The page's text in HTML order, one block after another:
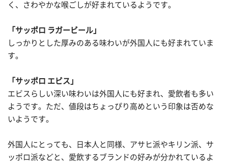
く、さわやかな喉ごしが好まれているようです。
「サッポロ ラガービール」
しっかりとした厚みのある味わいが外国人にも好まれていま
す。
「サッポロ エビス」
エビスらしい深い味わいは外国人にも好まれ、愛飲者も多い
ようです。ただ、値段はちょっぴり高めという印象は否めな
いようです。
外国人にとっても、日本人と同様、アサヒ派やキリン派、サ
ッポロ派などと、愛飲するブランドの好みが分かれているよ